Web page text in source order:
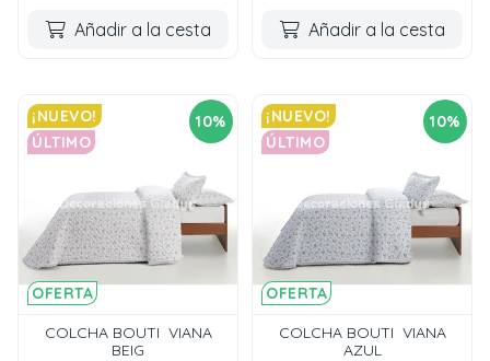
Añadir a la cesta Añadir a la cesta
10%
OFERTA
¡NUEVO!
ÚLTIMO
COLCHA BOUTI VIANA
BEIG
10%
OFERTA
¡NUEVO!
ÚLTIMO
COLCHA BOUTI VIANA
AZUL